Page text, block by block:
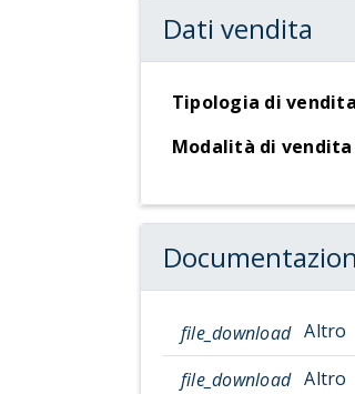
Dati vendita
Tipologia di vendita
Modalità di vendita
file_download Altro
file_download Altro